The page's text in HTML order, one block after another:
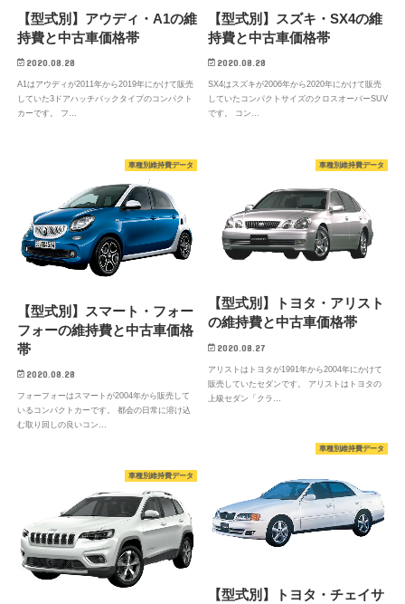
【型式別】アウディ・A1の維
持費と中古車価格帯
2020.08.28
A1はアウディが2011年から2019年にかけて販売
していた3ドアハッチバックタイプのコンパクト
カーです。 フ…
【型式別】スズキ・SX4の維
持費と中古車価格帯
2020.08.28
SX4はスズキが2006年から2020年にかけて販売
していたコンパクトサイズのクロスオーバーSUV
です。 コン…
車種別維持費データ
【型式別】スマート・フォー
フォーの維持費と中古車価格
帯
2020.08.28
フォーフォーはスマートが2004年から販売して
いるコンパクトカーです。 都会の日常に溶け込
む取り回しの良いコン…
車種別維持費データ
【型式別】トヨタ・アリスト
の維持費と中古車価格帯
2020.08.27
アリストはトヨタが1991年から2004年にかけて
販売していたセダンです。 アリストはトヨタの
上級セダン「クラ…
車種別維持費データ
【型式別】トヨタ・チェイサ
車種別維持費データ